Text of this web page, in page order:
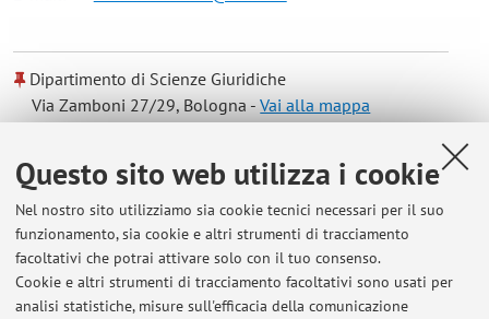
Questo sito web utilizza i cookie
Nel nostro sito utilizziamo sia cookie tecnici necessari per il suo
funzionamento, sia cookie e altri strumenti di tracciamento
facoltativi che potrai attivare solo con il tuo consenso.
Cookie e altri strumenti di tracciamento facoltativi sono usati per
analisi statistiche, misure sull'efficacia della comunicazione
Dipartimento di Scienze Giuridiche
Via Zamboni 27/29, Bologna -Vai alla mappa
Risorse in rete
ORCID